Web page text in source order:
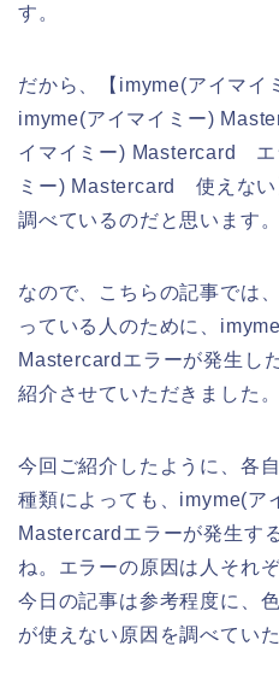
す。
だから、【imyme(アイマイ
imyme(アイマイミー)
イマイミー) Mastercard エ
ミー) Mastercard 使えない
調べているのだと思います。
なので、こちらの記事では
っている人のために、
Mastercardエラーが発生し
紹介させていただきました。
今回ご紹介したように、各
種類によっても、imyme(ア
Mastercardエラーが発生す
ね。エラーの原因は人それ
今日の記事は参考程度に、
が使えない原因を調べてい